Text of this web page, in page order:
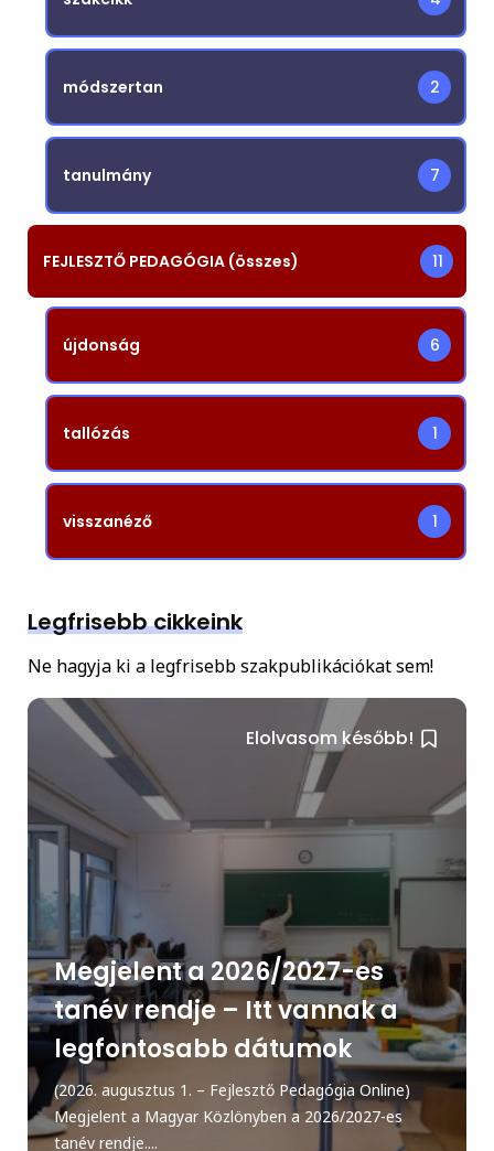
módszertan 2
tanulmány 7
FEJLESZTŐ PEDAGÓGIA (összes) 11
újdonság 6
tallózás 1
visszanéző 1
Legfrisebb cikkeink
Ne hagyja ki a legfrisebb szakpublikációkat sem!
Elolvasom később!
Megjelent a 2026/2027-es
tanév rendje – Itt vannak a
legfontosabb dátumok
(2026. augusztus 1. – Fejlesztő Pedagógia Online)
Megjelent a Magyar Közlönyben a 2026/2027-es
tanév rendje....